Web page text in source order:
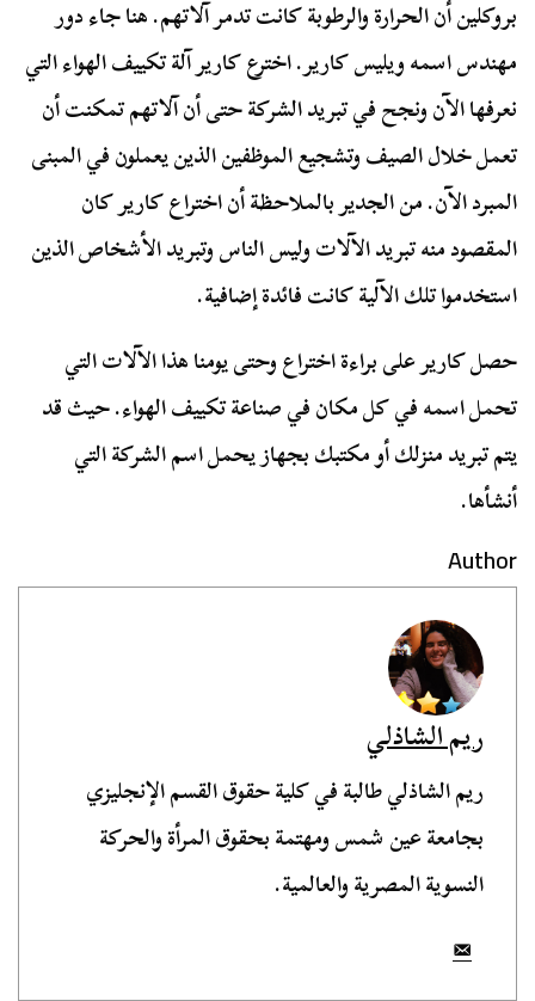
بروكلين أن الحرارة والرطوبة كانت تدمر آلاتهم. هنا جاء دور
مهندس اسمه ويليس كارير. اخترع كارير آلة تكييف الهواء التي
نعرفها الآن ونجح في تبريد الشركة حتى أن آلاتهم تمكنت أن
تعمل خلال الصيف وتشجيع الموظفين الذين يعملون في المبنى
المبرد الآن. من الجدير بالملاحظة أن اختراع كارير كان
المقصود منه تبريد الآلات وليس الناس وتبريد الأشخاص الذين
استخدموا تلك الآلية كانت فائدة إضافية.
حصل كارير على براءة اختراع وحتى يومنا هذا الآلات التي
تحمل اسمه في كل مكان في صناعة تكييف الهواء. حيث قد
يتم تبريد منزلك أو مكتبك بجهاز يحمل اسم الشركة التي
أنشأها.
Author
ريم الشاذلي
ريم الشاذلي طالبة في كلية حقوق القسم الإنجليزي
بجامعة عين شمس ومهتمة بحقوق المرأة والحركة
النسوية المصرية والعالمية.